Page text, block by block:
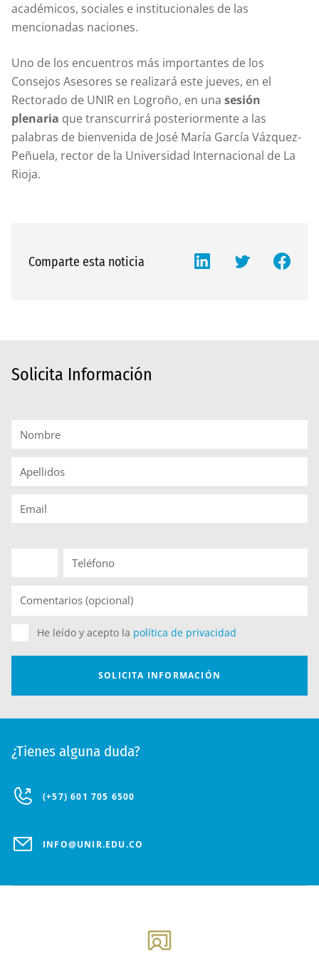
académicos, sociales e institucionales de las
mencionadas naciones.
Uno de los encuentros más importantes de los
Consejos Asesores se realizará este jueves, en el
Rectorado de UNIR en Logroño, en una sesión
plenaria que transcurrirá posteriormente a las
palabras de bienvenida de José María García Vázquez-
Peñuela, rector de la Universidad Internacional de La
Rioja.
Comparte esta noticia
Solicita Información
¿Tienes alguna duda?
(+57) 601 705 6500
INFO@UNIR.EDU.CO